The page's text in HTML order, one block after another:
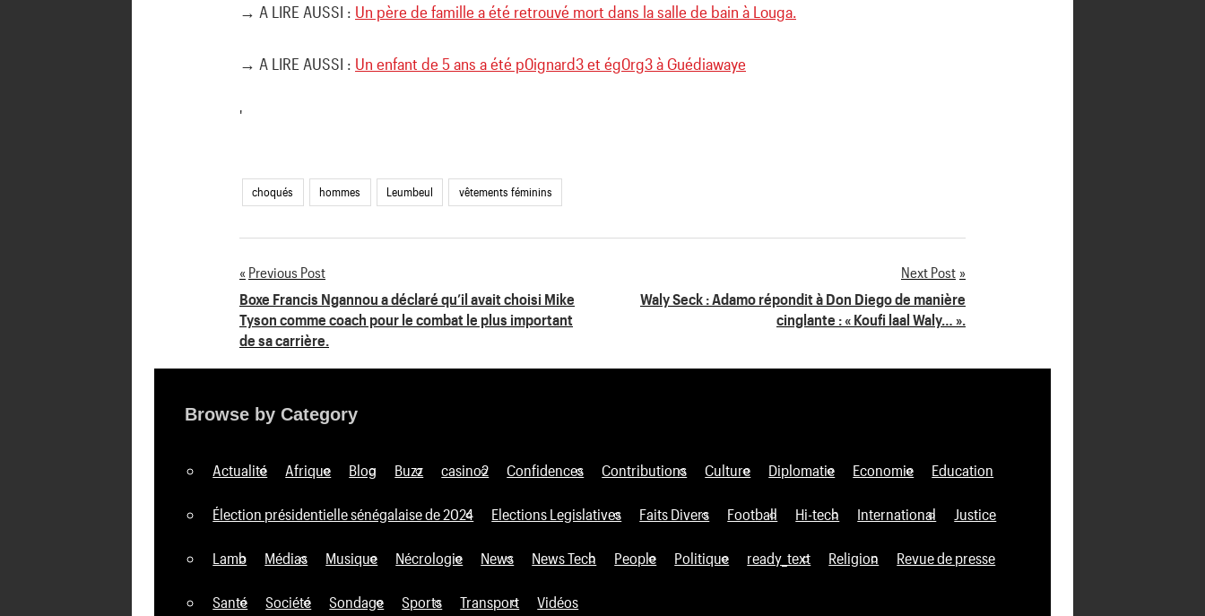
→ A LIRE AUSSI : Un père de famille a été retrouvé mort dans la salle de bain à Louga.
→ A LIRE AUSSI : Un enfant de 5 ans a été p0ignard3 et ég0rg3 à Guédiawaye
'
choqués hommes Leumbeul vêtements féminins
Navigation
de
l’article
Previous Post
Boxe Francis Ngannou a déclaré qu’il avait choisi Mike
Tyson comme coach pour le combat le plus important
de sa carrière.
Next Post
Waly Seck : Adamo répondit à Don Diego de manière
cinglante : « Koufi laal Waly… ».
Browse by Category
Actualité Afrique Blog Buzz casino2 Confidences Contributions Culture Diplomatie Economie Education
Élection présidentielle sénégalaise de 2024 Elections Legislatives Faits Divers Football Hi-tech International Justice
Lamb Médias Musique Nécrologie News News Tech People Politique ready_text Religion Revue de presse
Santé Société Sondage Sports Transport Vidéos